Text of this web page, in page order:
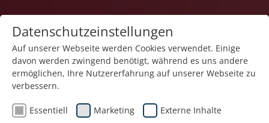
Karriere
Datenschutzeinstellungen
Auf unserer Webseite werden Cookies verwendet. Einige
davon werden zwingend benötigt, während es uns andere
ermöglichen, Ihre Nutzererfahrung auf unserer Webseite zu
verbessern.
Essentiell Marketing Externe Inhalte